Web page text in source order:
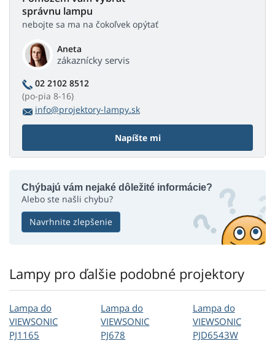
správnu lampu
nebojte sa ma na čokoľvek opýtať
Aneta
zákaznícky servis
02 2102 8512
(po-pia 8-16)
info@projektory-lampy.sk
Napíšte mi
Chýbajú vám nejaké dôležité informácie?
Alebo ste našli chybu?
Navrhnite zlepšenie
Lampy pro ďalšie podobné projektory
Lampa do
VIEWSONIC
PJ1165
Lampa do
VIEWSONIC
PJ678
Lampa do
VIEWSONIC
PJD6543W